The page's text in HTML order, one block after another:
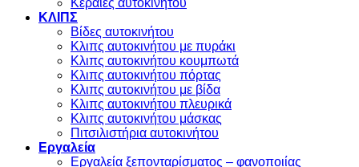
Κεραίες αυτοκινήτου
ΚΛΙΠΣ
Βίδες αυτοκινήτου
Kλιπς αυτοκινήτου με πυράκι
Kλιπς αυτοκινήτου κουμπωτά
Κλιπς αυτοκινήτου πόρτας
Κλιπς αυτοκινήτου με βίδα
Kλιπς αυτοκινήτου πλευρικά
Kλιπς αυτοκινήτου μάσκας
Πιτσιλιστήρια αυτοκινήτου
Εργαλεία
Εργαλεία ξεπονταρίσματος – φανοποιίας